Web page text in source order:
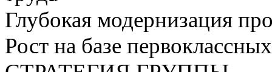
Глубокая модернизация
Рост на базе